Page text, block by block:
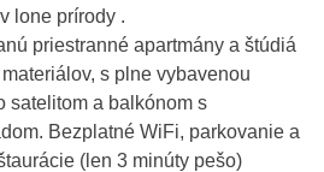
lone prírody .
priestranné apartmány a štúdiá
s plne vybavenou
satelitom a balkónom s
Bezplatné WiFi, parkovanie a
(len 3 minúty pešo)